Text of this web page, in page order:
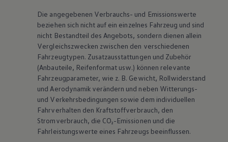
Die angegebenen Verbrauchs- und Emissionswerte
beziehen sich nicht auf ein einzelnes Fahrzeug und sind
nicht Bestandteil des Angebots, sondern dienen allein
Vergleichszwecken zwischen den verschiedenen
Fahrzeugtypen. Zusatzausstattungen und Zubehör
(Anbauteile, Reifenformat usw.) können relevante
Fahrzeugparameter, wie z. B. Gewicht, Rollwiderstand
und Aerodynamik verändern und neben Witterungs-
und Verkehrsbedingungen sowie dem individuellen
Fahrverhalten den Kraftstoffverbrauch, den
Stromverbrauch, die CO₂-Emissionen und die
Fahrleistungswerte eines Fahrzeugs beeinflussen.